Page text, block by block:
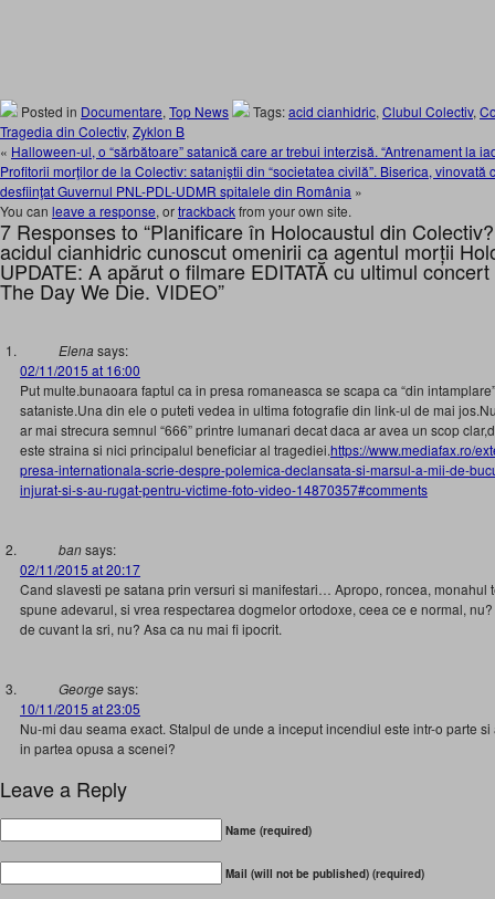
Posted in Documentare, Top News Tags:acid cianhidric, Clubul Colectiv,
Tragedia din Colectiv, Zyklon B
« Halloween-ul, o “sărbătoare” satanică care ar trebui interzisă. “Antrenament la
Profitorii morţilor de la Colectiv: sataniştii din “societatea civilă”. Biserica,
desfiinţat Guvernul PNL-PDL-UDMR spitalele din România »
You can leave a response, ortrackbackfrom your own site.
7 Responses to “Planificare în Holocaustul din
acidul cianhidric cunoscut omenirii ca agentul morții
UPDATE: A apărut o filmare EDITATĂ cu ultimul
The Day We Die. VIDEO”
Elenasays:
02/11/2015 at 16:00
Put multe.bunaoara faptul ca in presa romaneasca se scapa ca “din
sataniste.Una din ele o puteti vedea in ultima fotografie din link-ul de mai
ar mai strecura semnul “666” printre lumanari decat daca ar avea un scop
este straina si nici principalul beneficiar al tragediei.https://www.mediafax.ro/
presa-internationala-scrie-despre-polemica-declansata-si-marsul-a-mii-de-
injurat-si-s-au-rugat-pentru-victime-foto-video-14870357#comments
bansays:
02/11/2015 at 20:17
Cand slavesti pe satana prin versuri si manifestari… Apropo, roncea, monahul
spune adevarul, si vrea respectarea dogmelor ortodoxe, ceea ce e normal,
de cuvant la sri, nu? Asa ca nu mai fi ipocrit.
Georgesays:
10/11/2015 at 23:05
Nu-mi dau seama exact. Stalpul de unde a inceput incendiul este intr-o parte
in partea opusa a scenei?
Leave a Reply
Name (required)
Mail (will not be published) (required)